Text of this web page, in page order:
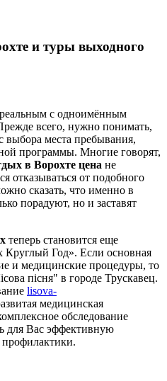
и туры выходного
с одноимённым
всего, нужно понимать,
выбора места пребывания,
программы. Многие говорят,
в Ворохте цена не
отказываться от подобного
сказать, что именно в
порадуют, но и заставят
теперь становится еще
Круглый Год». Если основная
и медицинские процедуры, то
пісня" в городе Трускавец.
lisova-
медицинская
обследование
для Вас эффективную